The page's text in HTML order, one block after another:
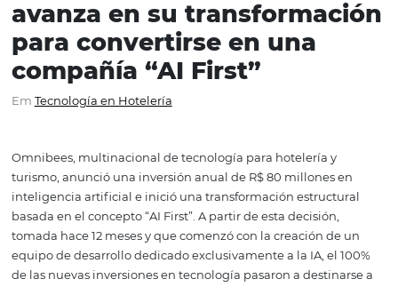
Omnibees anuncia
anual de 80 millones en
avanza en su
para convertirse en una
compañía “AI First”
EmTecnología en Hotelería
Omnibees, multinacional de tecnología para hotelería y
turismo, anunció una inversión anual de R$ 80 millones